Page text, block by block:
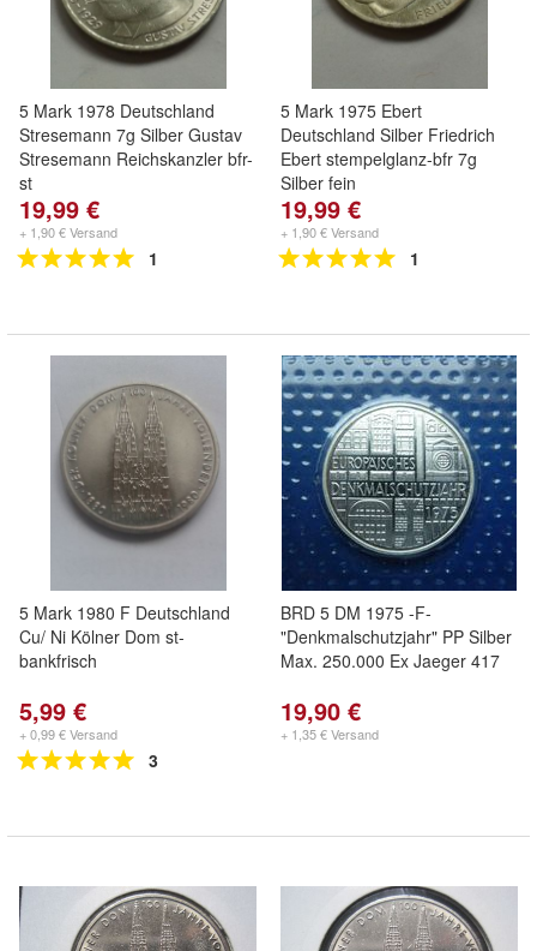
5 Mark 1978 Deutschland
Stresemann 7g Silber Gustav
Stresemann Reichskanzler bfr-
st
19,99 €
+ 1,90 € Versand
1
5 Mark 1975 Ebert
Deutschland Silber Friedrich
Ebert stempelglanz-bfr 7g
Silber fein
19,99 €
+ 1,90 € Versand
1
5 Mark 1980 F Deutschland
Cu/ Ni Kölner Dom st-
bankfrisch
5,99 €
+ 0,99 € Versand
3
BRD 5 DM 1975 -F-
"Denkmalschutzjahr" PP Silber
Max. 250.000 Ex Jaeger 417
19,90 €
+ 1,35 € Versand